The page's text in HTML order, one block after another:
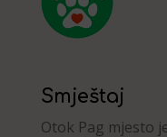
Smještaj
Otok Pag mjesto